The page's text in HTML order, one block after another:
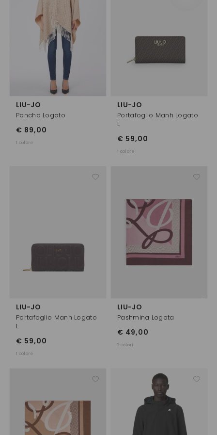
LIU-JO
Poncho Logato
€ 89,00
1 colore
LIU-JO
Portafoglio Manh Logato
L
€ 59,00
1 colore
LIU-JO
Portafoglio Manh Logato
L
€ 59,00
1 colore
LIU-JO
Pashmina Logata
€ 49,00
2 colori